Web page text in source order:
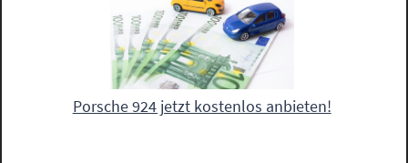
Porsche 924 jetzt kostenlos anbieten!